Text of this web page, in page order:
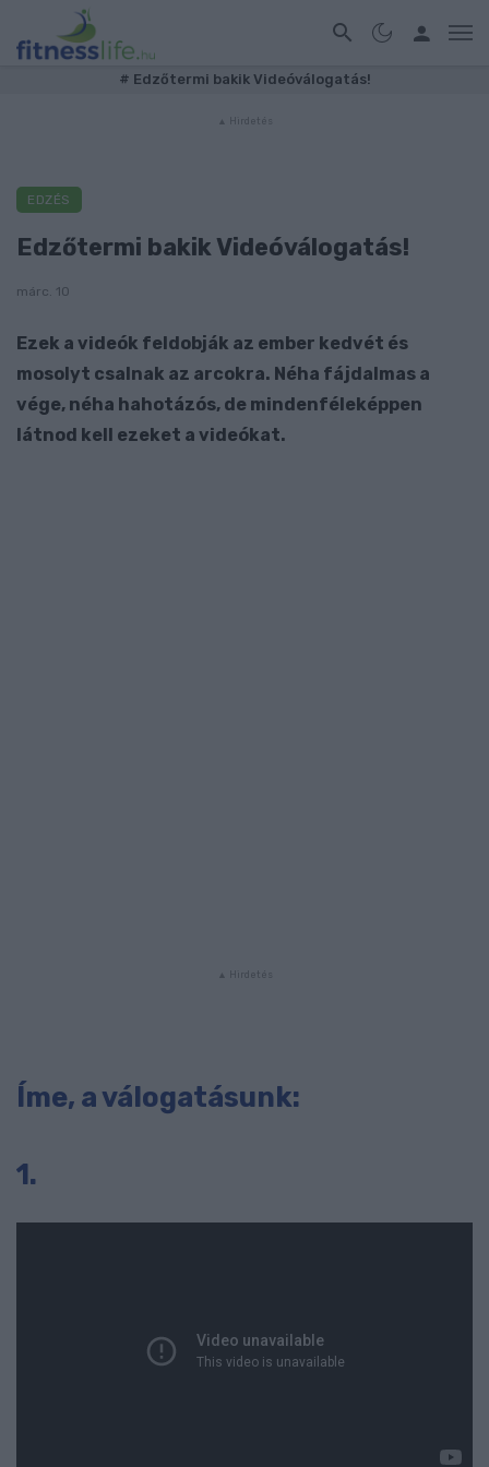
# Edzőtermi bakik Videóválogatás!
EDZÉS
Edzőtermi bakik Videóválogatás!
márc. 10
Ezek a videók feldobják az ember kedvét és
mosolyt csalnak az arcokra. Néha fájdalmas a
vége, néha hahotázós, de mindenféleképpen
látnod kell ezeket a videókat.
Íme, a válogatásunk:
1.